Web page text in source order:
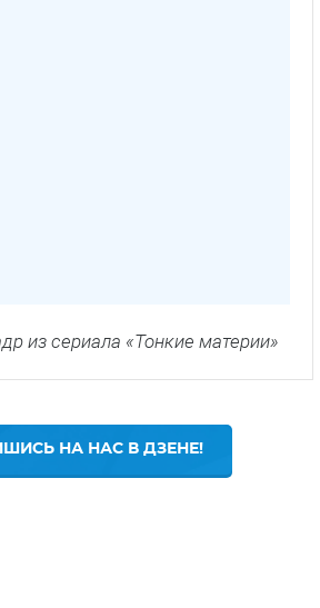
из сериала «Тонкие материи»
НА НАС В ДЗЕНЕ!